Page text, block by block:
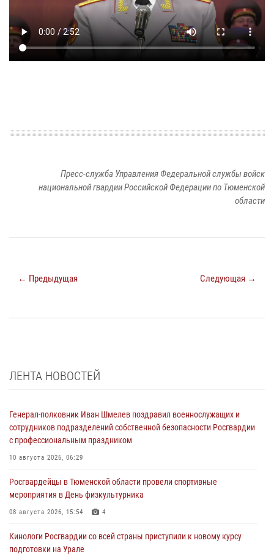
Пресс-служба Управления Федеральной службы войск
национальной гвардии Российской Федерации по Тюменской
области
← Предыдущая Следующая →
ЛЕНТА НОВОСТЕЙ
Генерал-полковник Иван Шмелев поздравил военнослужащих и
сотрудников подразделений собственной безопасности Росгвардии
с профессиональным праздником
10 августа 2026, 06:29
Росгвардейцы в Тюменской области провели спортивные
мероприятия в День физкультурника
08 августа 2026, 15:54 4
Кинологи Росгвардии со всей страны приступили к новому курсу
подготовки на Урале